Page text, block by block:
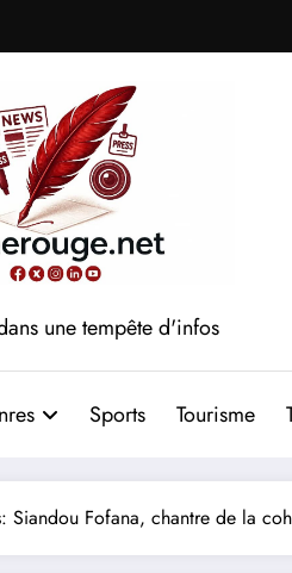
une tempête d'infos
Sports Tourisme
Siandou Fofana, chantre de la